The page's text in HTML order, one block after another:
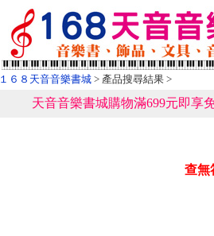
１６８天音音樂書城 > 產品搜尋結果 >
天音音樂書城購物滿699元即享
查無